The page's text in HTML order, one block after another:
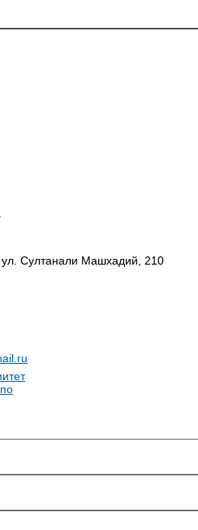
ул. Султанали Машхадий, 210